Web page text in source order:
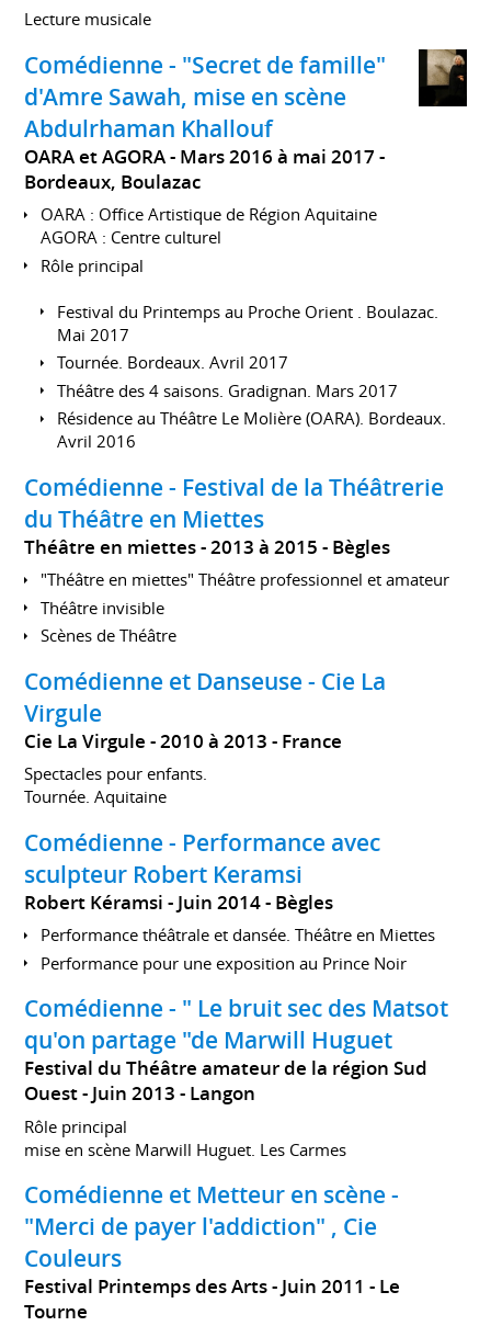
Lecture musicale
Comédienne - "Secret de famille"
d'Amre Sawah, mise en scène
Abdulrhaman Khallouf
OARA et AGORA
Mars 2016 à mai 2017
Bordeaux, Boulazac
OARA : Office Artistique de Région Aquitaine
AGORA : Centre culturel
Rôle principal
Festival du Printemps au Proche Orient . Boulazac.
Mai 2017
Tournée. Bordeaux. Avril 2017
Théâtre des 4 saisons. Gradignan. Mars 2017
Résidence au Théâtre Le Molière (OARA). Bordeaux.
Avril 2016
Comédienne - Festival de la Théâtrerie
du Théâtre en Miettes
Théâtre en miettes 2013 à 2015 Bègles
"Théâtre en miettes" Théâtre professionnel et amateur
Théâtre invisible
Scènes de Théâtre
Comédienne et Danseuse - Cie La
Virgule
Cie La Virgule 2010 à 2013 France
Spectacles pour enfants.
Tournée. Aquitaine
Comédienne - Performance avec
sculpteur Robert Keramsi
Robert Kéramsi Juin 2014 Bègles
Performance théâtrale et dansée. Théâtre en Miettes
Performance pour une exposition au Prince Noir
Comédienne - " Le bruit sec des Matsot
qu'on partage "de Marwill Huguet
Festival du Théâtre amateur de la région Sud
Ouest
Juin 2013 Langon
Rôle principal
mise en scène Marwill Huguet. Les Carmes
Comédienne et Metteur en scène -
"Merci de payer l'addiction" , Cie
Couleurs
Festival Printemps des Arts Juin 2011 Le
Tourne